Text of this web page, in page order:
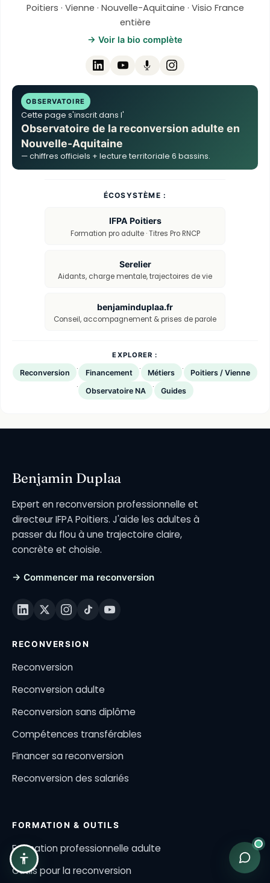
Poitiers · Vienne · Nouvelle-Aquitaine · Visio France
entière
→ Voir la bio complète
OBSERVATOIRE
Cette page s'inscrit dans l'
Observatoire de la reconversion adulte en
Nouvelle-Aquitaine
— chiffres officiels + lecture territoriale 6 bassins.
ÉCOSYSTÈME :
IFPA Poitiers
Formation pro adulte · Titres Pro RNCP
Serelier
Aidants, charge mentale, trajectoires de vie
benjaminduplaa.fr
Conseil, accompagnement & prises de parole
EXPLORER :
Reconversion · Financement · Métiers · Poitiers / Vienne
· Observatoire NA · Guides
Benjamin Duplaa
Expert en reconversion professionnelle et
directeur IFPA Poitiers. J'aide les adultes à
passer du flou à une trajectoire claire,
concrète et choisie.
→ Commencer ma reconversion
RECONVERSION
Reconversion
Reconversion adulte
Reconversion sans diplôme
Compétences transférables
Financer sa reconversion
Reconversion des salariés
FORMATION & OUTILS
Formation professionnelle adulte
Outils pour la reconversion